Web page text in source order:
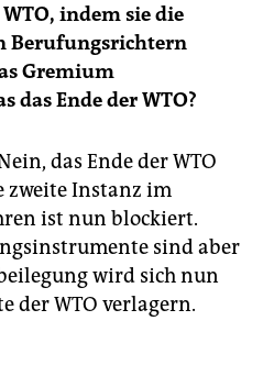
indem sie die
Berufungsrichtern
Gremium
das Ende der WTO?
das Ende der WTO
zweite Instanz im
ist nun blockiert.
sind aber
wird sich nun
der WTO verlagern.